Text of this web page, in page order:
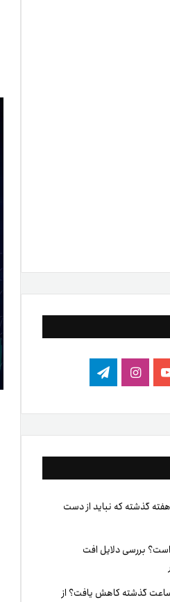
یوتیوباینستاگرام
تلگرام
هفته گذشته که نباید از دست
بررسی دلایل افت
قیمت رمزارزها در ۲۴ ساعت گذشته کاهش یافت؟ از